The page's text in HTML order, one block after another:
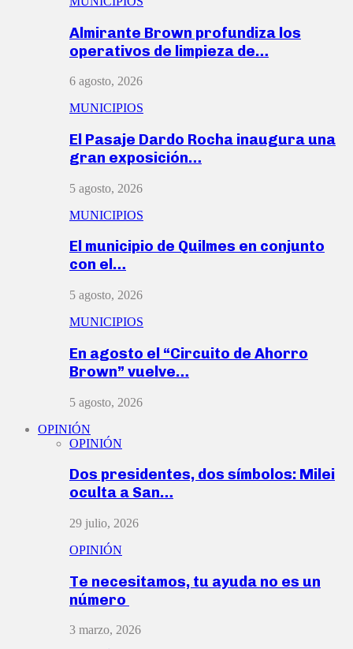
Almirante Brown profundiza los
operativos de limpieza de…
6 agosto, 2026
MUNICIPIOS
El Pasaje Dardo Rocha inaugura una
gran exposición…
5 agosto, 2026
MUNICIPIOS
El municipio de Quilmes en conjunto
con el…
5 agosto, 2026
MUNICIPIOS
En agosto el “Circuito de Ahorro
Brown” vuelve…
5 agosto, 2026
OPINIÓN
OPINIÓN
Dos presidentes, dos símbolos: Milei
oculta a San…
29 julio, 2026
OPINIÓN
Te necesitamos, tu ayuda no es un
número
3 marzo, 2026